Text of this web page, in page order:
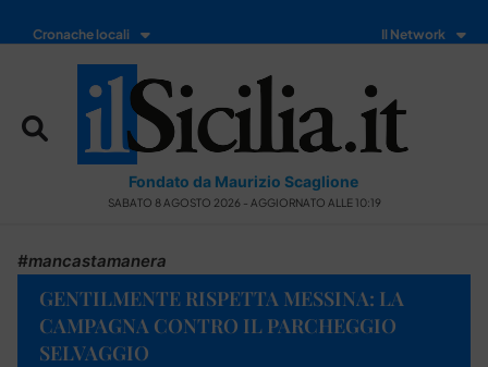
Cronache locali Il Network
Fondato da Maurizio Scaglione
SABATO 8 AGOSTO 2026 - AGGIORNATO ALLE 10:19
#mancastamanera
GENTILMENTE RISPETTA MESSINA: LA
CAMPAGNA CONTRO IL PARCHEGGIO
SELVAGGIO